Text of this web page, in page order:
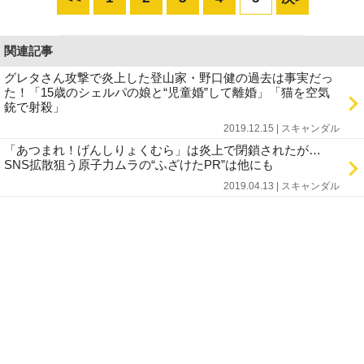
関連記事
グレタさん攻撃で炎上した登山家・野口健の過去は事実だっ
た！「15歳のシェルパの娘と“児童婚”して離婚」「猫を空気
銃で射殺」
2019.12.15 | スキャンダル
「あつまれ！げんしりょくむら」は炎上で閉鎖されたが…
SNS拡散狙う原子力ムラの“ふざけたPR”は他にも
2019.04.13 | スキャンダル